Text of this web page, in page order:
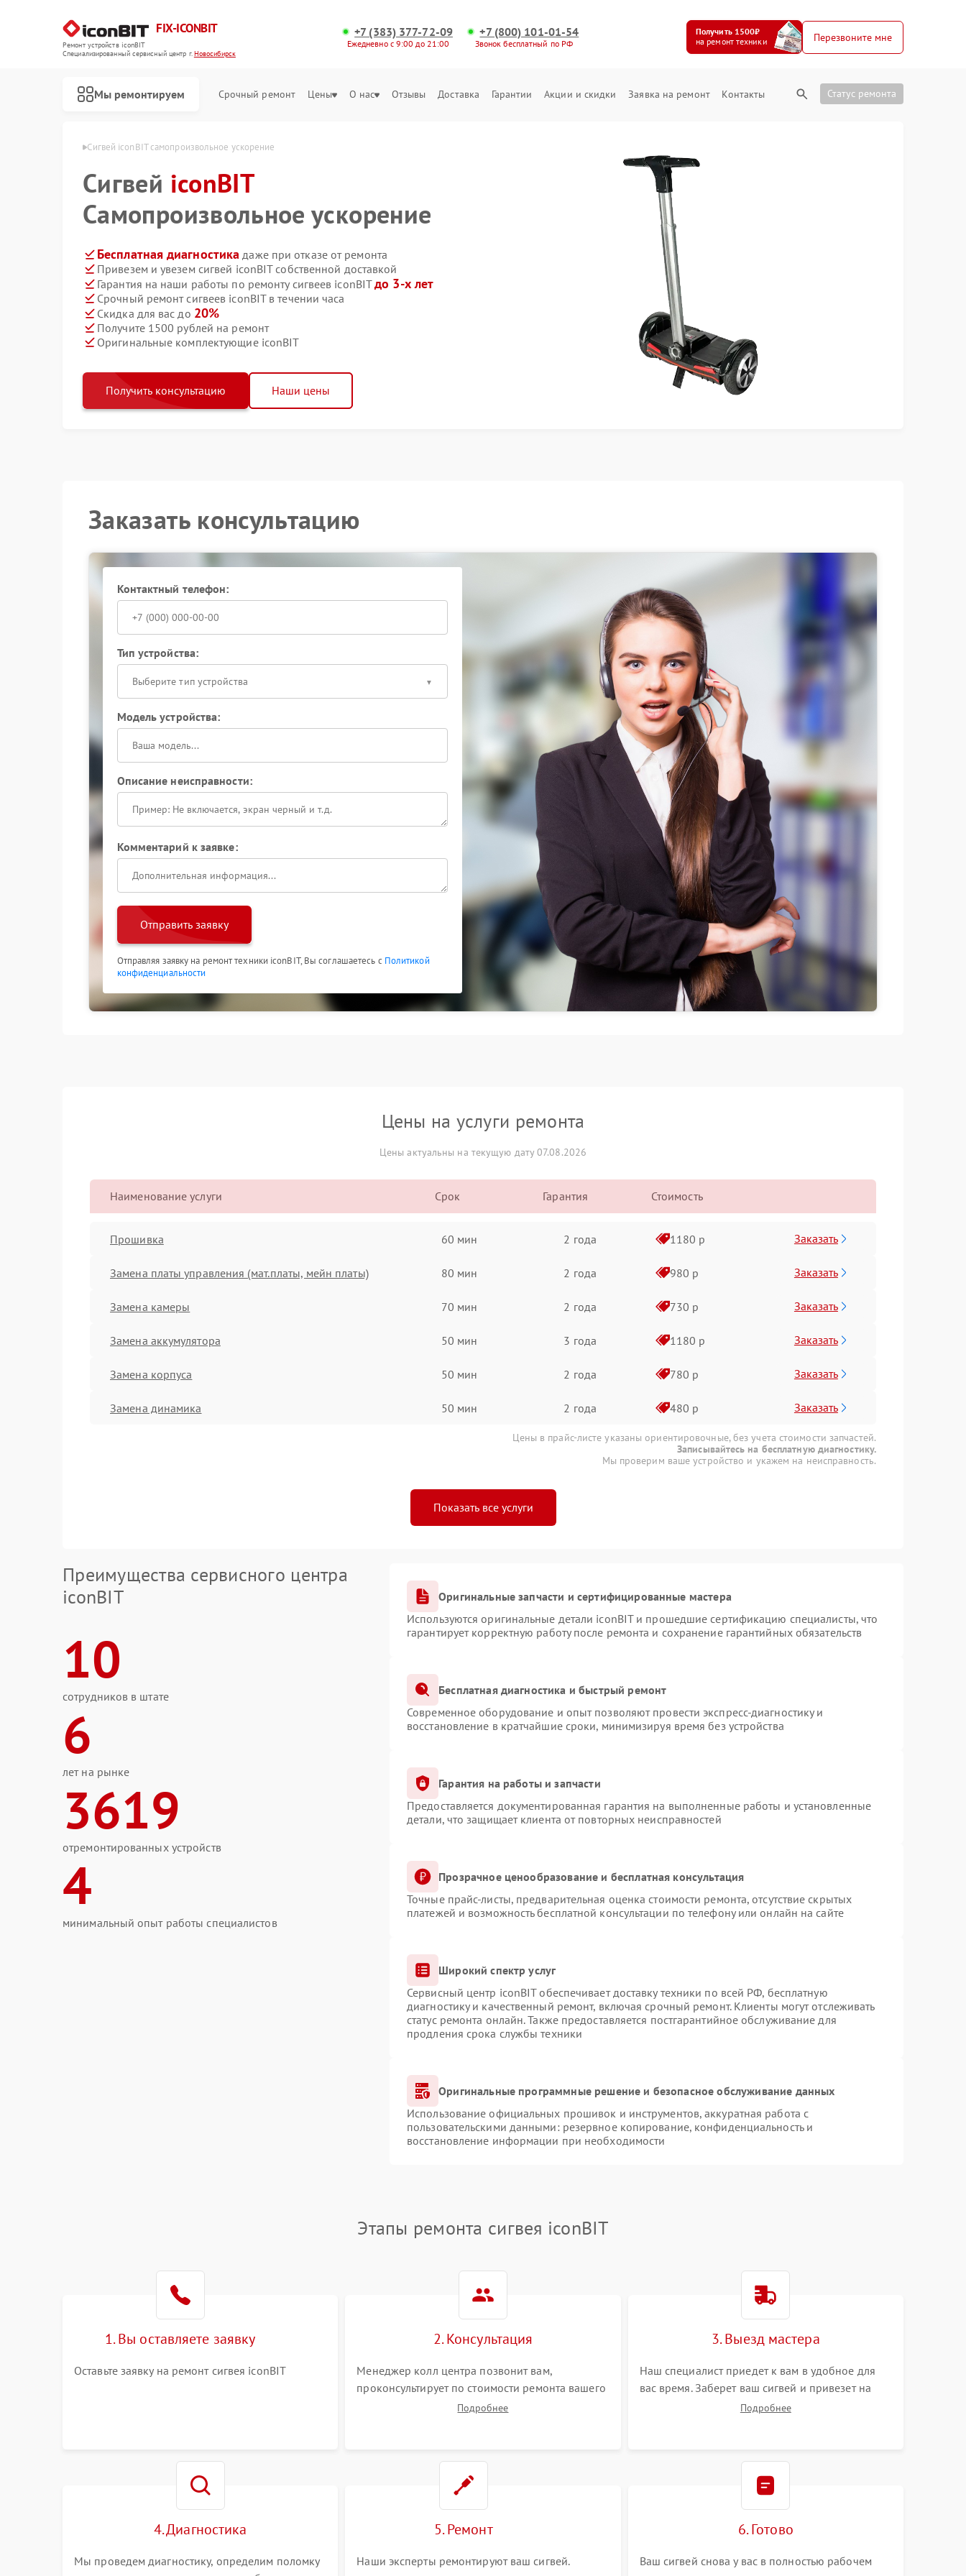
FIX-ICONBIT
Ремонт устройств iconBIT
Специализированный cервисный центр г.Новосибирск
+7 (383) 377-72-09
Ежедневно с 9:00 до 21:00
+7 (800) 101-01-54
Звонок бесплатный по РФ
Получить 1500₽
на ремонт техники
Перезвоните мне
Мы ремонтируем Срочный ремонт Цены О нас Отзывы Доставка Гарантии Акции и скидки Заявка на ремонт Контакты Статус ремонта
в Новосибирске Сигвей iconBIT самопроизвольное ускорение
Сигвей iconBIT
Самопроизвольное ускорение
Бесплатная диагностика даже при отказе от ремонта
Привезем и увезем сигвей iconBIT собственной доставкой
Гарантия на наши работы по ремонту сигвеев iconBITдо 3-х лет
Срочный ремонт сигвеев iconBIT в течении часа
Скидка для вас до 20%
Получите 1500 рублей на ремонт
Оригинальные комплектующие iconBIT
Получить консультацию Наши цены
Заказать консультацию
Контактный телефон:
Тип устройства:
Выберите тип устройства
Модель устройства:
Описание неисправности:
Комментарий к заявке:
Отправить заявку
Отправляя заявку на ремонт техники iconBIT, Вы соглашаетесь с Политикой
конфиденциальности
Цены на услуги ремонта
Цены актуальны на текущую дату 07.08.2026
Наименование услуги Срок Гарантия Стоимость
Прошивка 60 мин 2 года 1180 р Заказать
Замена платы управления (мат.платы, мейн платы) 80 мин 2 года 980 р Заказать
Замена камеры 70 мин 2 года 730 р Заказать
Замена аккумулятора 50 мин 3 года 1180 р Заказать
Замена корпуса 50 мин 2 года 780 р Заказать
Замена динамика 50 мин 2 года 480 р Заказать
Цены в прайс-листе указаны ориентировочные, без учета стоимости запчастей.
Записывайтесь на бесплатную диагностику.
Мы проверим ваше устройство и укажем на неисправность.
Показать все услуги
Преимущества сервисного центра
iconBIT
10
сотрудников в штате
6
лет на рынке
3619
отремонтированных устройств
4
минимальный опыт работы специалистов
Оригинальные запчасти и сертифицированные мастера
Используются оригинальные детали iconBIT и прошедшие сертификацию специалисты, что
гарантирует корректную работу после ремонта и сохранение гарантийных обязательств
Бесплатная диагностика и быстрый ремонт
Современное оборудование и опыт позволяют провести экспресс-диагностику и
восстановление в кратчайшие сроки, минимизируя время без устройства
Гарантия на работы и запчасти
Предоставляется документированная гарантия на выполненные работы и установленные
детали, что защищает клиента от повторных неисправностей
Прозрачное ценообразование и бесплатная консультация
Точные прайс-листы, предварительная оценка стоимости ремонта, отсутствие скрытых
платежей и возможность бесплатной консультации по телефону или онлайн на сайте
Широкий спектр услуг
Сервисный центр iconBIT обеспечивает доставку техники по всей РФ, бесплатную
диагностику и качественный ремонт, включая срочный ремонт. Клиенты могут отслеживать
статус ремонта онлайн. Также предоставляется постгарантийное обслуживание для
продления срока службы техники
Оригинальные программные решение и безопасное обслуживание данных
Использование официальных прошивок и инструментов, аккуратная работа с
пользовательскими данными: резервное копирование, конфиденциальность и
восстановление информации при необходимости
Этапы ремонта сигвея iconBIT
1. Вы оставляете заявку
Оставьте заявку на ремонт сигвея iconBIT
2. Консультация
Менеджер колл центра позвонит вам,
проконсультирует по стоимости ремонта вашего
сигвея а также ответит на все ваши вопросы.
Подробнее
3. Выезд мастера
Наш специалист приедет к вам в удобное для
вас время. Заберет ваш сигвей и привезет на
склад для диагностики.Подробнее
4. Диагностика
Мы проведем диагностику, определим поломку
5. Ремонт
Наши эксперты ремонтируют ваш сигвей.
6. Готово
Ваш сигвей снова у вас в полностью рабочем